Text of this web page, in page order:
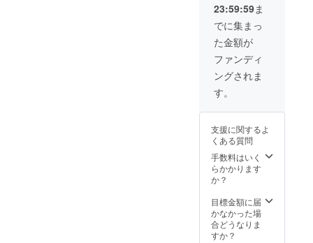
意 〇決勝大会は
開催決定ですの
で、目標金額に
達しなくてもリ
ターンは受け取
る事ができま
す。 〇優先入場
につきまして
は、27日のバト
ルイベントが
50、28日のコン
テスト決勝が 20
となります。 〇
リターンはお礼
のメール、優先
入場、パンフ
以外ございませ
ん。（支援時、
必ず備考欄にご
希望のお名前を
23:59:59ま
でに集まっ
た金額が
ファンディ
ングされま
す。
支援に関するよ
くある質問
手数料はいく
らかかります
か？
目標金額に届
かなかった場
合どうなりま
すか？